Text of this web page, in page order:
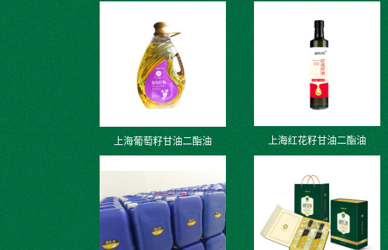
上海葡萄籽甘油二酯油 上海红花籽甘油二酯油